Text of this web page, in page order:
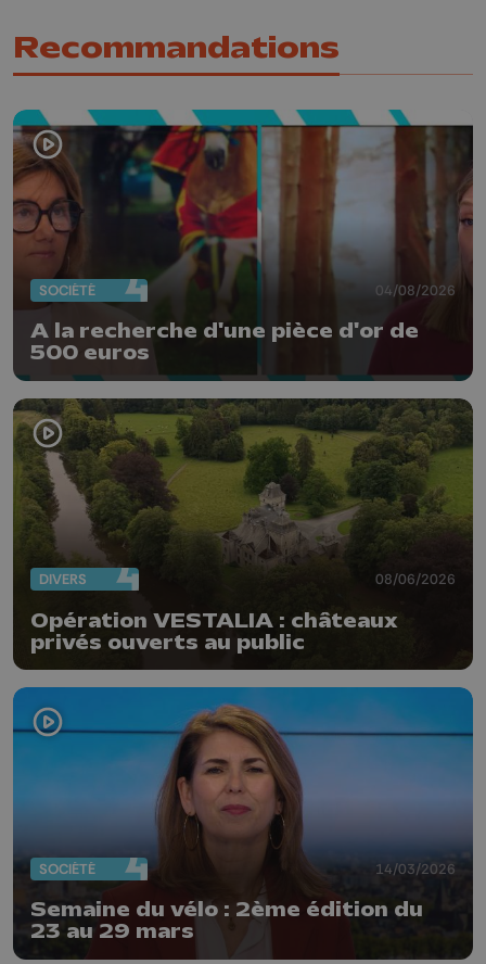
Recommandations
SOCIÉTÉ 04/08/2026
A la recherche d'une pièce d'or de
500 euros
DIVERS 08/06/2026
Opération VESTALIA : châteaux
privés ouverts au public
SOCIÉTÉ 14/03/2026
Semaine du vélo : 2ème édition du
23 au 29 mars